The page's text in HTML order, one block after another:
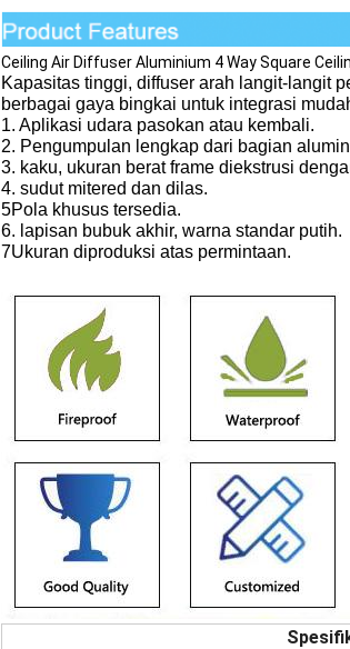
Ceiling Air Diffuser Aluminium 4 Way Square
Kapasitas tinggi, diffuser arah langit-langit
berbagai gaya bingkai untuk integrasi
1. Aplikasi udara pasokan atau kembali.
2. Pengumpulan lengkap dari bagian
3. kaku, ukuran berat frame diekstrusi
4. sudut mitered dan dilas.
5Pola khusus tersedia.
6. lapisan bubuk akhir, warna standar putih.
7Ukuran diproduksi atas permintaan.